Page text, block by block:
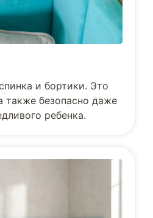
и бортики. Это
также безопасно даже
ребенка.